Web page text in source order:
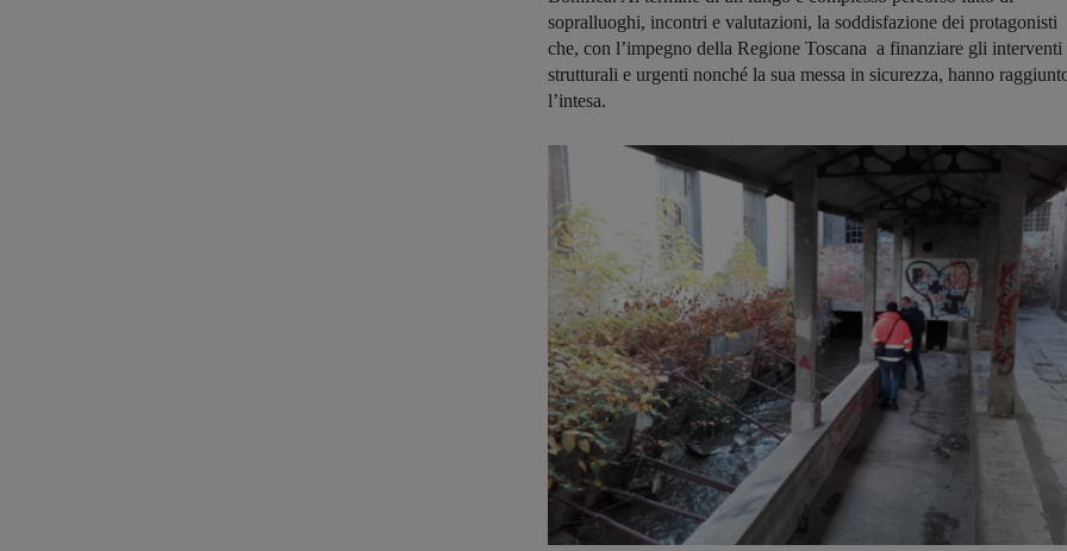
sopralluoghi, incontri e valutazioni, la soddisfazione dei protagonisti
che, con l’impegno della Regione Toscana a finanziare gli interventi
strutturali e urgenti nonché la sua messa in sicurezza, hanno
l’intesa.